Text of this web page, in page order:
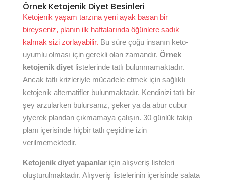
Örnek Ketojenik Diyet Besinleri
Ketojenik yaşam tarzına yeni ayak basan bir
bireyseniz, planın ilk haftalarında öğünlere sadık
kalmak sizi zorlayabilir. Bu süre çoğu insanın keto-
uyumlu olması için gerekli olan zamandır. Örnek
ketojenik diyet listelerinde tatlı bulunmamaktadır.
Ancak tatlı krizleriyle mücadele etmek için sağlıklı
ketojenik alternatifler bulunmaktadır. Kendinizi tatlı bir
şey arzularken bulursanız, şeker ya da abur cubur
yiyerek plandan çıkmamaya çalışın. 30 günlük takip
planı içerisinde hiçbir tatlı çeşidine izin
verilmemektedir.
Ketojenik diyet yapanlariçin alışveriş listeleri
oluşturulmaktadır. Alışveriş listelerinin içerisinde salata